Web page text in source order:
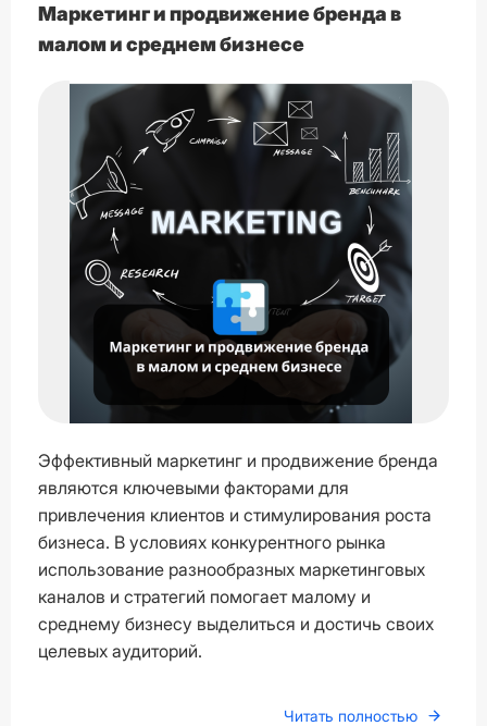
Маркетинг и продвижение бренда в
малом и среднем бизнесе
Эффективный маркетинг и продвижение бренда
являются ключевыми факторами для
привлечения клиентов и стимулирования роста
бизнеса. В условиях конкурентного рынка
использование разнообразных маркетинговых
каналов и стратегий помогает малому и
среднему бизнесу выделиться и достичь своих
целевых аудиторий.
Читать полностью